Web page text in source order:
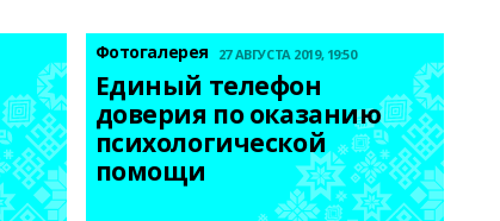
Фотогалерея 27 АВГУСТА 2019, 19:50
Единый телефон
доверия по оказанию
психологической
помощи